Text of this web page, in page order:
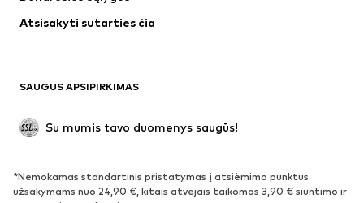
Apatiniai
Paltai
Proginiai
Išskirtiniai
BATAI
Atsisakyti sutarties čia
SAUGUS APSIPIRKIMAS
Su mumis tavo duomenys saugūs!
*Nemokamas standartinis pristatymas į atsiėmimo punktus
užsakymams nuo 24,90 €, kitais atvejais taikomas 3,90 € siuntimo ir